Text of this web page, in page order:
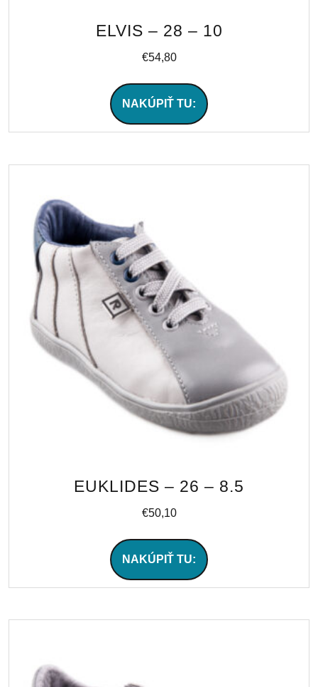
ELVIS – 28 – 10
€54,80
NAKÚPIŤ TU:
EUKLIDES – 26 – 8.5
€50,10
NAKÚPIŤ TU: